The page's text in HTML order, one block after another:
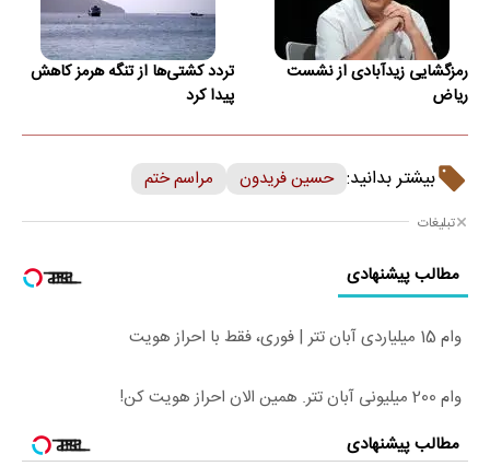
رمزگشایی زیدآبادی از نشست
ریاض
تردد کشتی‌ها از تنگه هرمز کاهش
پیدا کرد
بیشتر بدانید: حسین فریدون مراسم ختم
تبلیغات
مطالب پیشنهادی
وام 15 میلیاردی آبان تتر | فوری، فقط با احراز هویت
وام 200 میلیونی آبان تتر. همین الان احراز هویت کن!
مطالب پیشنهادی